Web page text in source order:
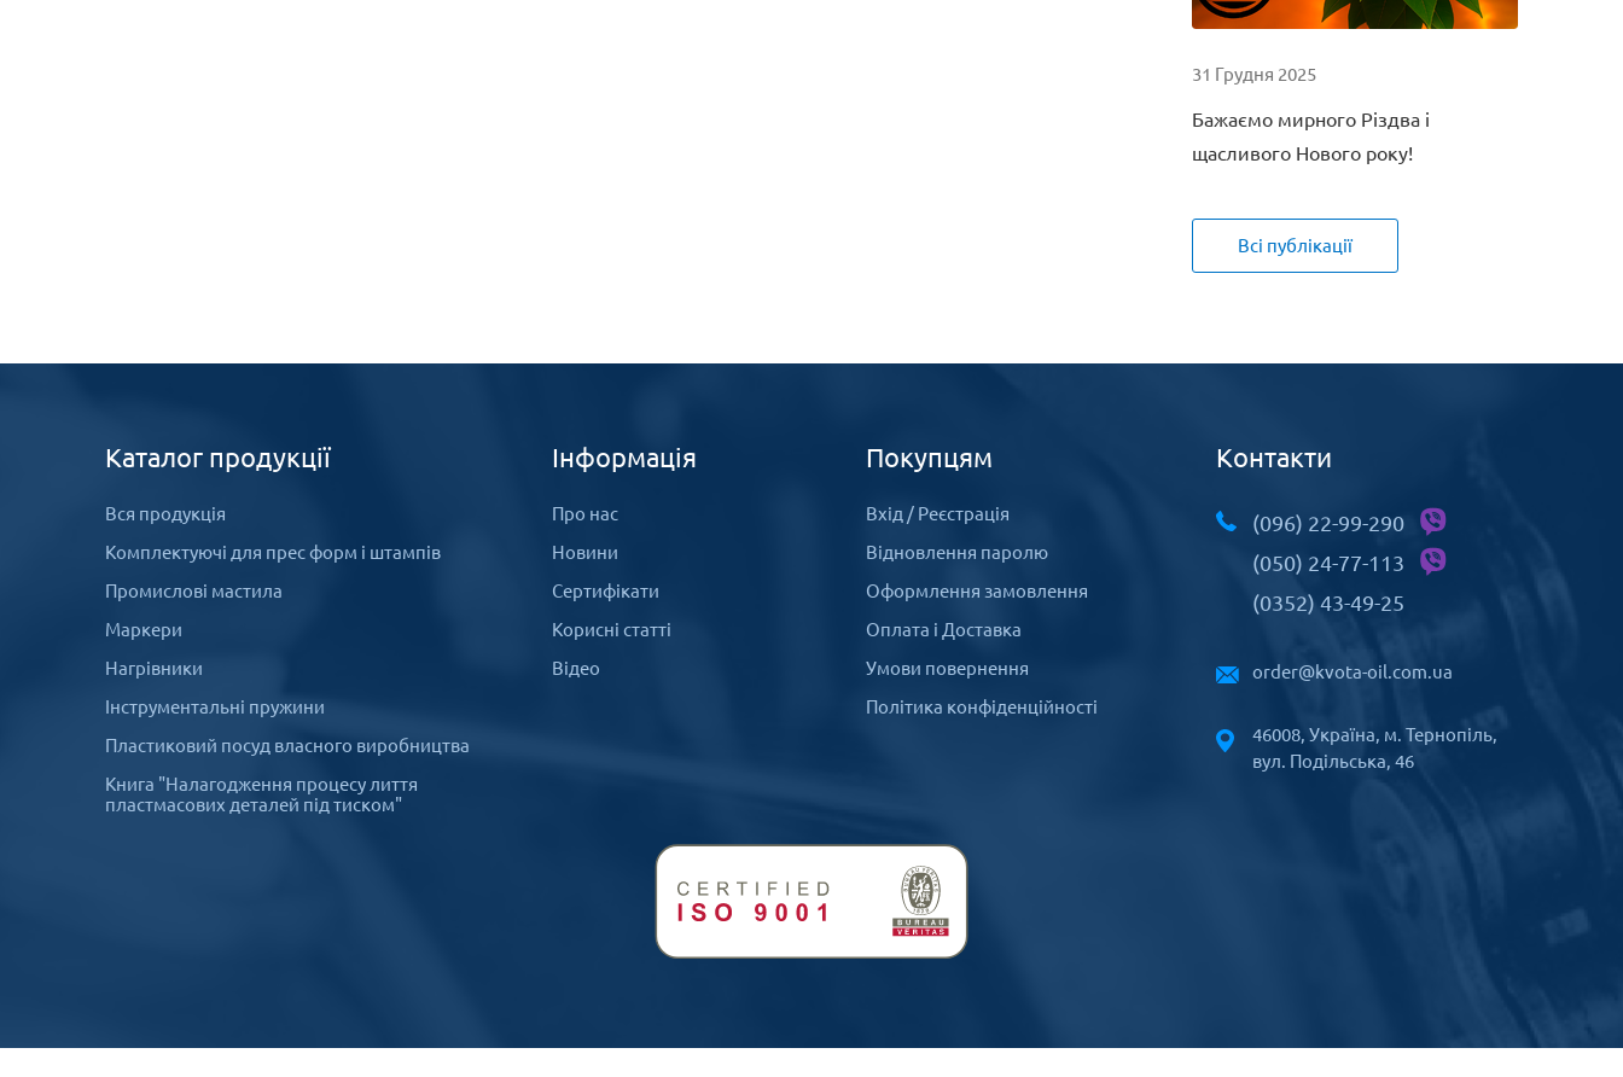
31 Грудня 2025
Бажаємо мирного Різдва і
щасливого Нового року!
Всі публікації
Каталог продукції
Вся продукція
Комплектуючі для прес форм і штампів
Промислові мастила
Маркери
Нагрівники
Інструментальні пружини
Пластиковий посуд власного виробництва
Книга "Налагодження процесу лиття
пластмасових деталей під тиском"
Інформація
Про нас
Новини
Сертифікати
Корисні статті
Відео
Покупцям
Вхід / Реєстрація
Відновлення паролю
Оформлення замовлення
Оплата і Доставка
Умови повернення
Політика конфіденційності
Контакти
(096) 22-99-290
(050) 24-77-113
(0352) 43-49-25
order@kvota-oil.com.ua
46008, Україна, м. Тернопіль,
вул. Подільська, 46